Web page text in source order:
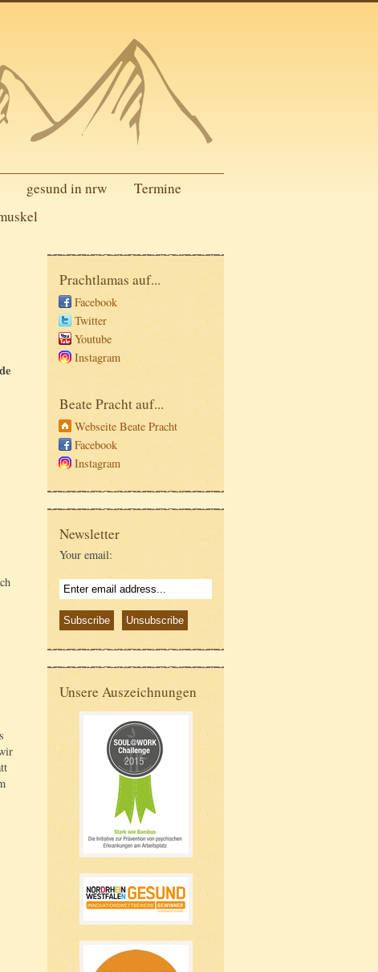
gesund in nrw
Termine
Prachtlamas auf...
Facebook
Twitter
Youtube
Instagram
Beate Pracht auf...
Webseite Beate Pracht
Facebook
Instagram
Newsletter
Your email:
Unsere Auszeichnungen